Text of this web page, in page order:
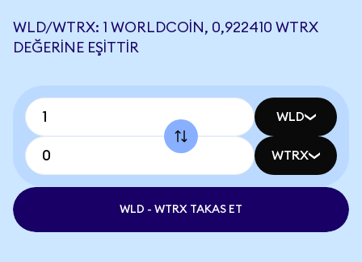
WLD/WTRX: 1 WORLDCOIN, 0,922410 WTRX
DEĞERINE EŞITTIR
WLD
WTRX
WLD - WTRX TAKAS ET